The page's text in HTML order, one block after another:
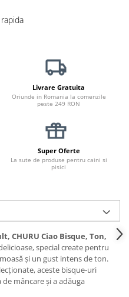
Livrare Gratuita
Oriunde in Romania la comenzile
peste 249 RON
Super Oferte
La sute de produse pentru caini si
pisici
CHURU Ciao Bisque, Ton,
special create pentru
și un gust intens de ton.
aceste bisque-uri
mâncare și a adăuga